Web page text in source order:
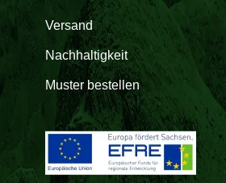
Versand
Nachhaltigkeit
Muster bestellen